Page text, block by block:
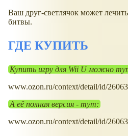
Ваш друг-светлячок может
битвы.
ГДЕ КУПИТЬ
Купить игру для Wii U можно
www.ozon.ru/context/detail/id/
А её полная версия - тут:
www.ozon.ru/context/detail/id/